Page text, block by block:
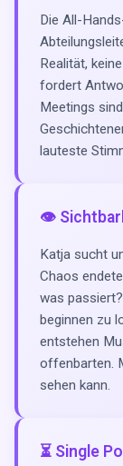
Die All-
Realität,
fordert
Meetings
lauteste
👁️
Katja sucht
Chaos
was
beginnen zu
entstehen
offenbarten.
sehen kann.
⏳ Single